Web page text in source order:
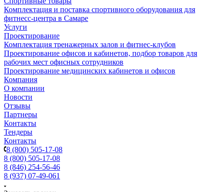
Комплектация и поставка спортивного оборудования для
фитнесс-центра в Самаре
Услуги
Проектирование
Комплектация тренажерных залов и фитнес-клубов
Проектирование офисов и кабинетов, подбор товаров для
рабочих мест офисных сотрудников
Проектирование медицинских кабинетов и офисов
Компания
О компании
Новости
Отзывы
Партнеры
Контакты
Тендеры
Контакты
8 (800) 505-17-08
8 (800) 505-17-08
8 (846) 254-56-46
8 (937) 07-49-061